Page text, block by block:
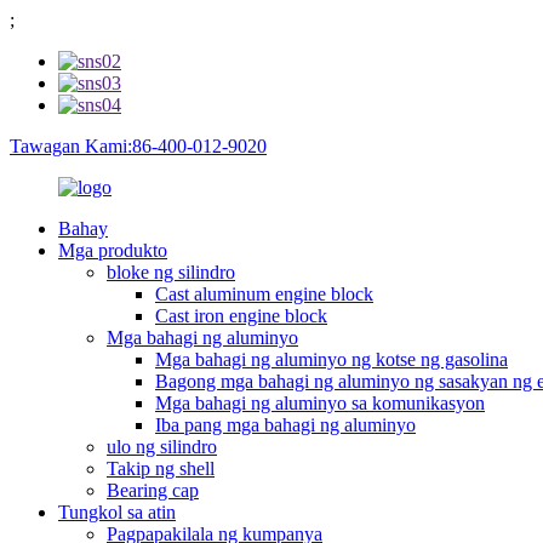
;
Tawagan Kami:86-400-012-9020
Bahay
Mga produkto
bloke ng silindro
Cast aluminum engine block
Cast iron engine block
Mga bahagi ng aluminyo
Mga bahagi ng aluminyo ng kotse ng gasolina
Bagong mga bahagi ng aluminyo ng sasakyan ng
Mga bahagi ng aluminyo sa komunikasyon
Iba pang mga bahagi ng aluminyo
ulo ng silindro
Takip ng shell
Bearing cap
Tungkol sa atin
Pagpapakilala ng kumpanya